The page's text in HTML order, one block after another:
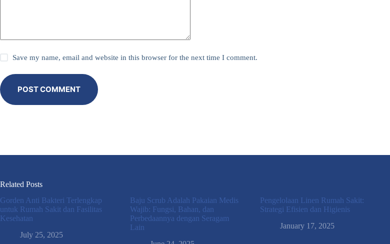
Save my name, email and website in this browser for the next time I comment.
POST COMMENT
Related Posts
Gorden Anti Bakteri Terlengkap
untuk Rumah Sakit dan Fasilitas
Kesehatan
July 25, 2025
Baju Scrub Adalah Pakaian Medis
Wajib: Fungsi, Bahan, dan
Perbedaannya dengan Seragam
Lain
Pengelolaan Linen Rumah Sakit:
Strategi Efisien dan Higienis
January 17, 2025